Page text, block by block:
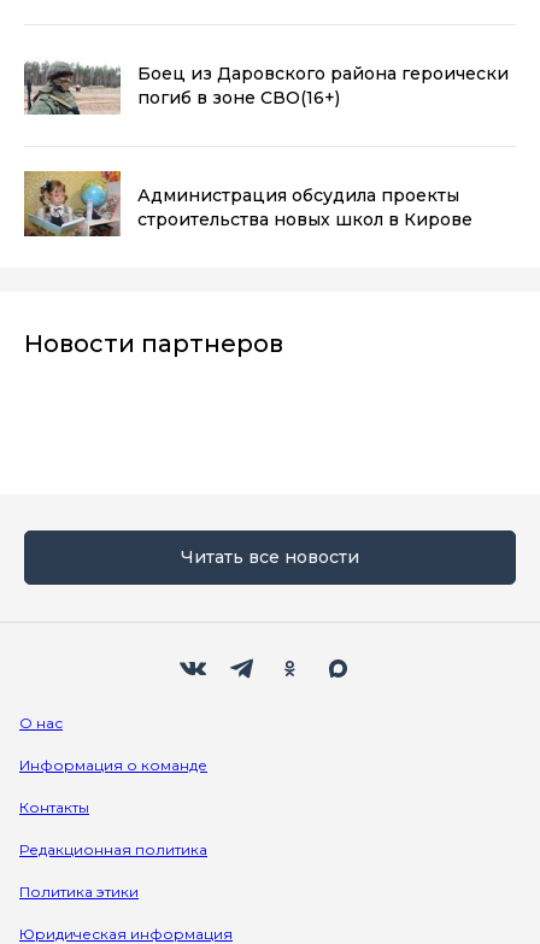
Боец из Даровского района героически
погиб в зоне СВО(16+)
Администрация обсудила проекты
строительства новых школ в Кирове
Новости партнеров
Читать все новости
О нас
Информация о команде
Контакты
Редакционная политика
Политика этики
Юридическая информация